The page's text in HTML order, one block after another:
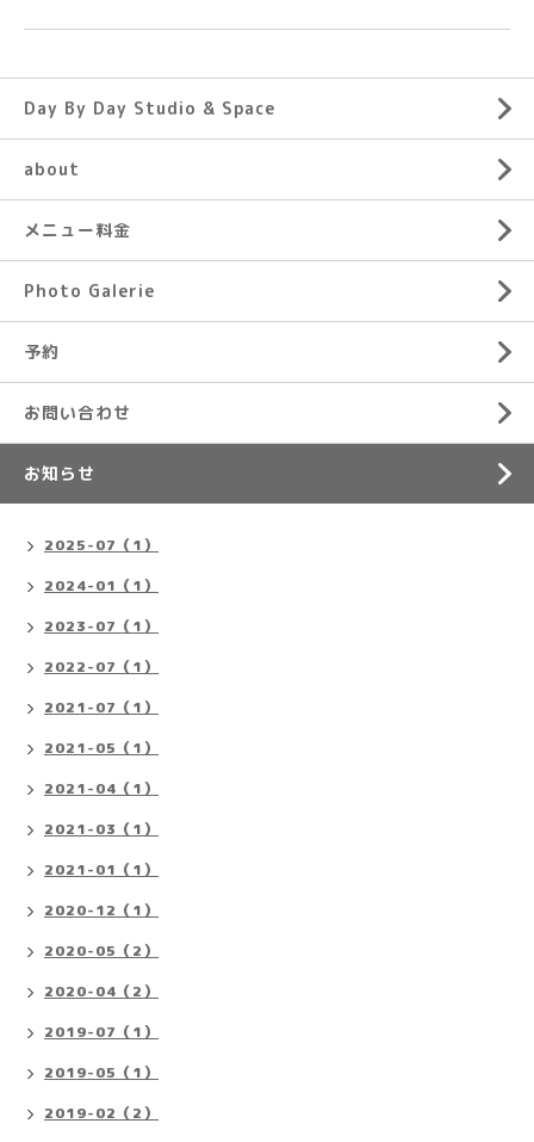
Day By Day Studio & Space
about
メニュー料金
Photo Galerie
予約
お問い合わせ
お知らせ
2025-07（1）
2024-01（1）
2023-07（1）
2022-07（1）
2021-07（1）
2021-05（1）
2021-04（1）
2021-03（1）
2021-01（1）
2020-12（1）
2020-05（2）
2020-04（2）
2019-07（1）
2019-05（1）
2019-02（2）